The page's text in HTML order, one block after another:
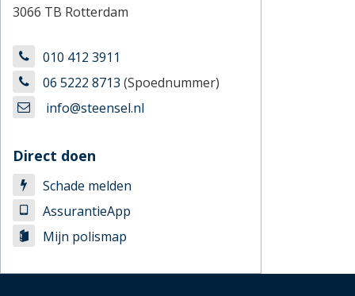
3066 TB Rotterdam
010 412 3911
06 5222 8713 (Spoednummer)
info@steensel.nl
Direct doen
Schade melden
AssurantieApp
Mijn polismap